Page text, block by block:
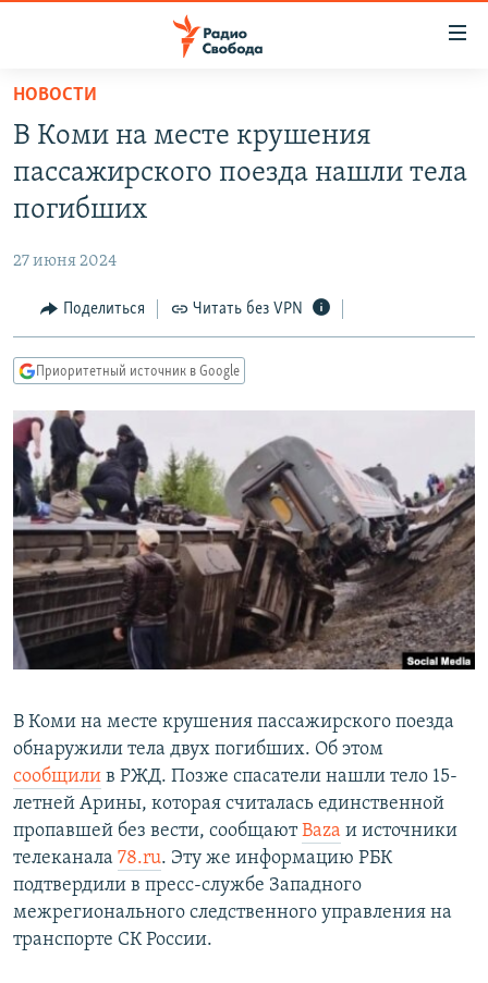
упрощенного
доступа
основному
Вернутся
Вернутся
поиску
АВТОРСКИЕ ПРОЕКТЫ
МНЕНИЯ
КУЛЬТУРА
КАВКАЗ.РЕАЛИИ
СЕВЕР.РЕАЛИИ
СИБИРЬ.РЕАЛИИ
РАСПИСАНИЕ ВЕЩАНИЯ
ПОДПИШИТЕСЬ НА РАССЫЛКУ
СОЦИАЛЬНЫЕ СЕТИ
Все сайты РСЕ/РС
НОВОСТИ
В Коми на месте крушения
пассажирского поезда нашли тела
погибших
27 июня 2024
Поделиться Читать без VPN
Приоритетный источник в Google
В Коми на месте крушения пассажирского поезда
обнаружили тела двух погибших. Об этом
сообщили в РЖД. Позже спасатели нашли тело 15-
летней Арины, которая считалась единственной
пропавшей без вести, сообщаютBaza и источники
телеканала 78.ru. Эту же информацию РБК
подтвердили в пресс-службе Западного
межрегионального следственного управления на
транспорте СК России.